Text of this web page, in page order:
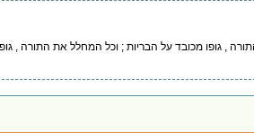
מכובד על הבריות ; וכל המחלל את התורה , גופו